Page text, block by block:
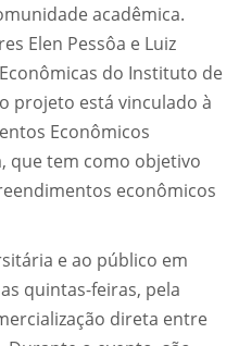
acadêmica.
Elen Pessôa e Luiz
do Instituto de
projeto está vinculado à
Econômicos
que tem como objetivo
econômicos
e ao público em
quintas-feiras, pela
direta entre